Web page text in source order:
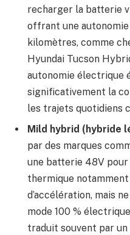
recharger la batterie
offrant une
kilomètres, comme
Hyundai Tucson
autonomie électrique
significativement la
les trajets quotidiens
Mild hybrid (hybride
par des marques
une batterie 48V
thermique
d’accélération, mais
mode 100 %
traduit souvent par un